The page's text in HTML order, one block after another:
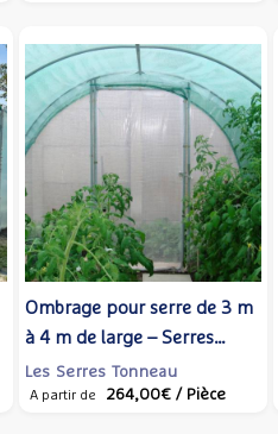
Ombrage pour serre de 3 m
à 4 m de large – Serres
Tonneau
Les Serres Tonneau
A partir de 264,00€ / Pièce